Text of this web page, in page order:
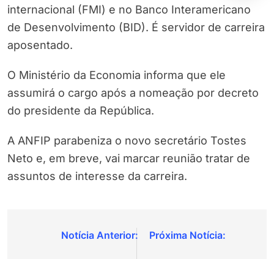
internacional (FMI) e no Banco Interamericano
de Desenvolvimento (BID). É servidor de carreira
aposentado.
O Ministério da Economia informa que ele
assumirá o cargo após a nomeação por decreto
do presidente da República.
A ANFIP parabeniza o novo secretário Tostes
Neto e, em breve, vai marcar reunião tratar de
assuntos de interesse da carreira.
Navegação